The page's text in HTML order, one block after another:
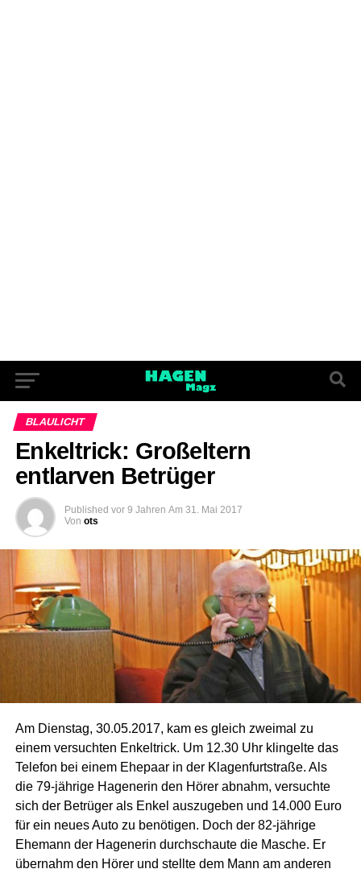
BLAULICHT
Enkeltrick: Großeltern
entlarven Betrüger
Published vor 9 Jahren Am 31. Mai 2017
Von ots
Am Dienstag, 30.05.2017, kam es gleich zweimal zu
einem versuchten Enkeltrick. Um 12.30 Uhr klingelte das
Telefon bei einem Ehepaar in der Klagenfurtstraße. Als
die 79-jährige Hagenerin den Hörer abnahm, versuchte
sich der Betrüger als Enkel auszugeben und 14.000 Euro
für ein neues Auto zu benötigen. Doch der 82-jährige
Ehemann der Hagenerin durchschaute die Masche. Er
übernahm den Hörer und stellte dem Mann am anderen